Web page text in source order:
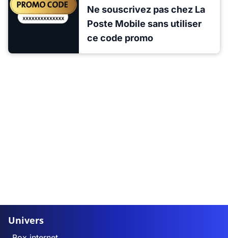
Ne souscrivez pas chez La
Poste Mobile sans utiliser
ce code promo
Univers